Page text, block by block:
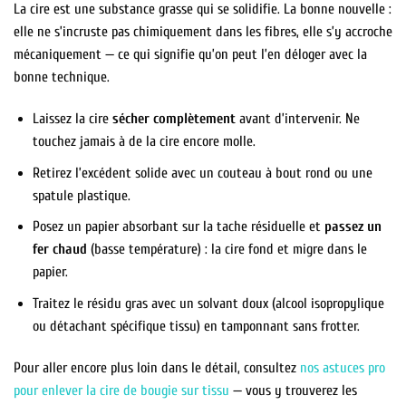
La cire est une substance grasse qui se solidifie. La bonne nouvelle :
elle ne s’incruste pas chimiquement dans les fibres, elle s’y accroche
mécaniquement — ce qui signifie qu’on peut l’en déloger avec la
bonne technique.
Laissez la cire sécher complètementavant d’intervenir. Ne
touchez jamais à de la cire encore molle.
Retirez l’excédent solide avec un couteau à bout rond ou une
spatule plastique.
Posez un papier absorbant sur la tache résiduelle et passez un
fer chaud (basse température) : la cire fond et migre dans le
papier.
Traitez le résidu gras avec un solvant doux (alcool isopropylique
ou détachant spécifique tissu) en tamponnant sans frotter.
Pour aller encore plus loin dans le détail, consultez nos astuces pro
pour enlever la cire de bougie sur tissu — vous y trouverez les